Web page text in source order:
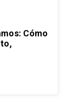
Cómo